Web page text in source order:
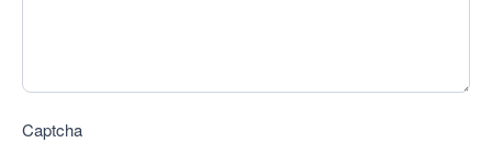
Captcha